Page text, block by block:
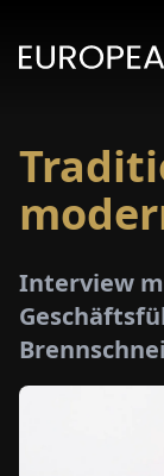
Interview